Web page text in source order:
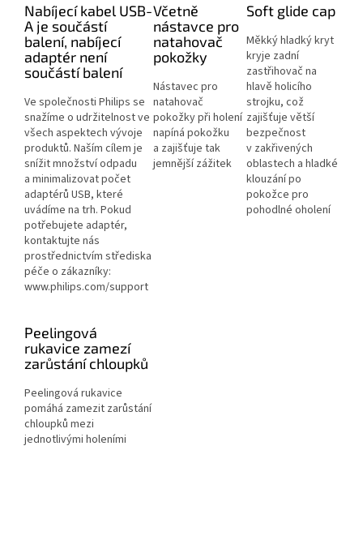
Nabíjecí kabel USB-
A je součástí
balení, nabíjecí
adaptér není
součástí balení
Ve společnosti Philips se
snažíme o udržitelnost ve
všech aspektech vývoje
produktů. Naším cílem je
snížit množství odpadu
a minimalizovat počet
adaptérů USB, které
uvádíme na trh. Pokud
potřebujete adaptér,
kontaktujte nás
prostřednictvím střediska
péče o zákazníky:
www.philips.com/support
Včetně
nástavce pro
natahovač
pokožky
Nástavec pro
natahovač
pokožky při holení
napíná pokožku
a zajišťuje tak
jemnější zážitek
Soft glide cap
Měkký hladký kryt
kryje zadní
zastřihovač na
hlavě holicího
strojku, což
zajišťuje větší
bezpečnost
v zakřivených
oblastech a hladké
klouzání po
pokožce pro
pohodlné oholení
Peelingová
rukavice zamezí
zarůstání chloupků
Peelingová rukavice
pomáhá zamezit zarůstání
chloupků mezi
jednotlivými holeními